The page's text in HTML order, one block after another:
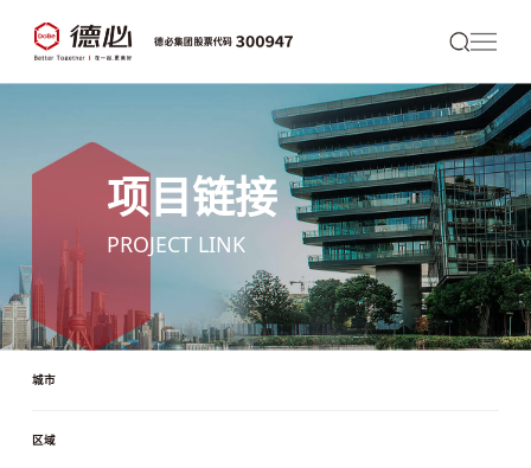
项目链接
PROJECT LINK
城市
区域